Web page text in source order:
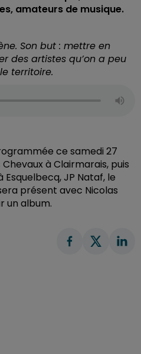
amateurs de musique.
Son but : mettre en
des artistes qu’on a peu
territoire.
ce samedi 27
à Clairmarais, puis
JP Nataf, le
présent avec Nicolas
un album.